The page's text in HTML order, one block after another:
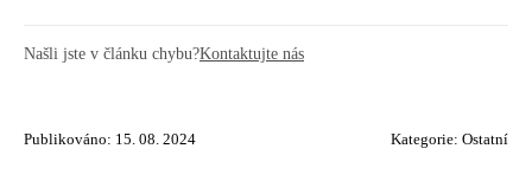
Našli jste v článku chybu?Kontaktujte nás
Publikováno: 15. 08. 2024 Kategorie: Ostatní